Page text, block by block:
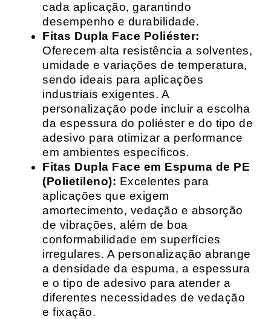
cada aplicação, garantindo
desempenho e durabilidade.
Fitas Dupla Face Poliéster:
Oferecem alta resistência a solventes,
umidade e variações de temperatura,
sendo ideais para aplicações
industriais exigentes. A
personalização pode incluir a escolha
da espessura do poliéster e do tipo de
adesivo para otimizar a performance
em ambientes específicos.
Fitas Dupla Face em Espuma de PE
(Polietileno): Excelentes para
aplicações que exigem
amortecimento, vedação e absorção
de vibrações, além de boa
conformabilidade em superfícies
irregulares. A personalização abrange
a densidade da espuma, a espessura
e o tipo de adesivo para atender a
diferentes necessidades de vedação
e fixação.